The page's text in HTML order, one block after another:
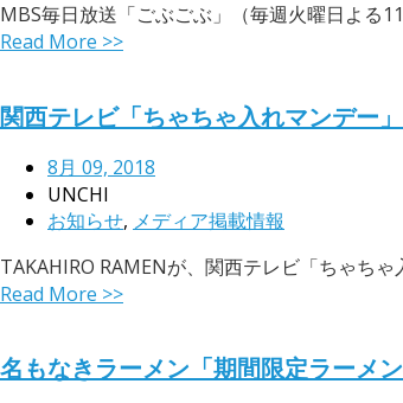
MBS毎日放送「ごぶごぶ」（毎週火曜日よる
Read More >>
関西テレビ「ちゃちゃ入れマンデー
8月 09, 2018
UNCHI
お知らせ, メディア掲載情報
TAKAHIRO RAMENが、関西テレビ「ちゃち
Read More >>
名もなきラーメン「期間限定ラーメン